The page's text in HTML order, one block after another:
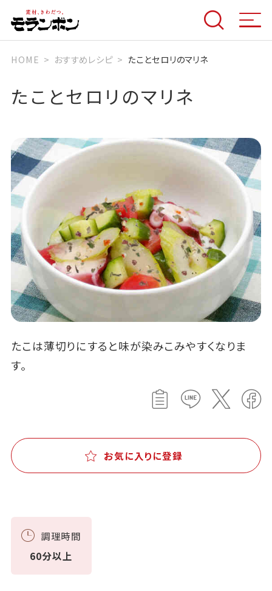
HOME おすすめレシピ たことセロリのマリネ
たことセロリのマリネ
たこは薄切りにすると味が染みこみやすくなりま
す。
お気に入りに登録
調理時間
60分以上